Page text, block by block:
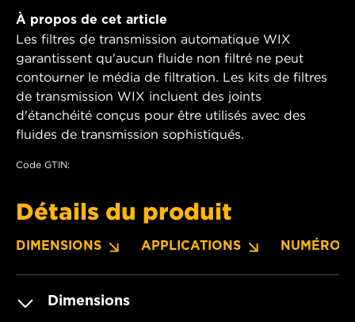
À propos de cet article
Les filtres de transmission automatique WIX
garantissent qu'aucun fluide non filtré ne peut
contourner le média de filtration. Les kits de filtres
de transmission WIX incluent des joints
d'étanchéité conçus pour être utilisés avec des
fluides de transmission sophistiqués.
Code GTIN:
Détails du produit
DIMENSIONS APPLICATIONS NUMÉROS
Dimensions